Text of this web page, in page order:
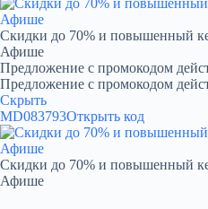
Скидки до 70% и повышенный
Афише
Предложение с промокодом
Предложение с промокодом
Скрыть
MD083793Открыть код
Скидки до 70% и повышенный
Афише